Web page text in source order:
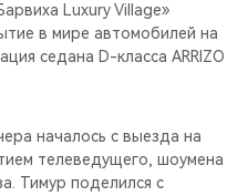
Luxury Village»
в мире автомобилей на
седана D-класса ARRIZO
началось с выезда на
телеведущего, шоумена
Тимур поделился с